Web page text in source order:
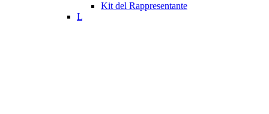
Kit del Rappresentante
L